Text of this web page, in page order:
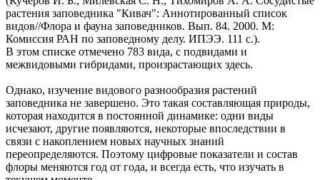
растения заповедника "Кивач": Аннотированный список
видов//Флора и фауна заповедников. Вып. 84. 2000. М:
Комиссия РАН по заповедному делу. ИПЭЭ. 111 с.).
В этом списке отмечено 783 вида, с подвидами и
межвидовыми гибридами, произрастающих здесь.
Однако, изучение видового разнообразия растений
заповедника не завершено. Это такая составляющая природы,
которая находится в постоянной динамике: одни виды
исчезают, другие появляются, некоторые впоследствии в
связи с накоплением новых научных знаний
переопределяются. Поэтому цифровые показатели и состав
флоры меняются год от года, и всегда есть, что изучать в